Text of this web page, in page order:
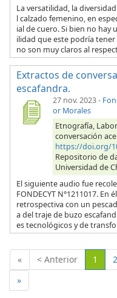
La versatilidad, la
l calzado femenino, en
ial de cuero. Si bien no hay
ilidad que este podría
no son muy claros al
Extractos de
escafandra.
27 nov. 2023-
or Morales
Etnografía,
conversación
https://doi.org/
Repositorio de
Universidad de
El siguiente audio fue
FONDECYT N°1211017.
retrospectiva con un
a del traje de buzo
es tecnológicos y de
« < Anterior 1 2
»